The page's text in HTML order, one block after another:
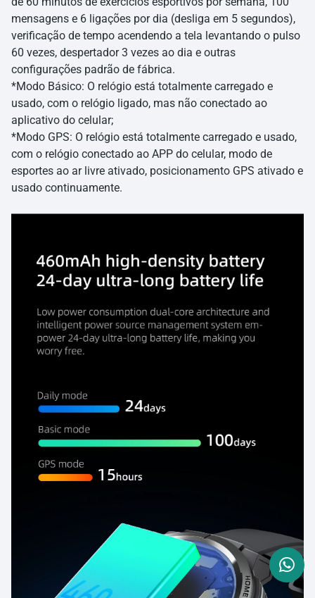
mensagens e 6 ligações por dia (desliga em 5 segundos),
verificação de tempo acendendo a tela levantando o pulso
60 vezes, despertador 3 vezes ao dia e outras
configurações padrão de fábrica.
*Modo Básico: O relógio está totalmente carregado e
usado, com o relógio ligado, mas não conectado ao
aplicativo do celular;
*Modo GPS: O relógio está totalmente carregado e usado,
com o relógio conectado ao APP do celular, modo de
esportes ao ar livre ativado, posicionamento GPS ativado e
usado continuamente.